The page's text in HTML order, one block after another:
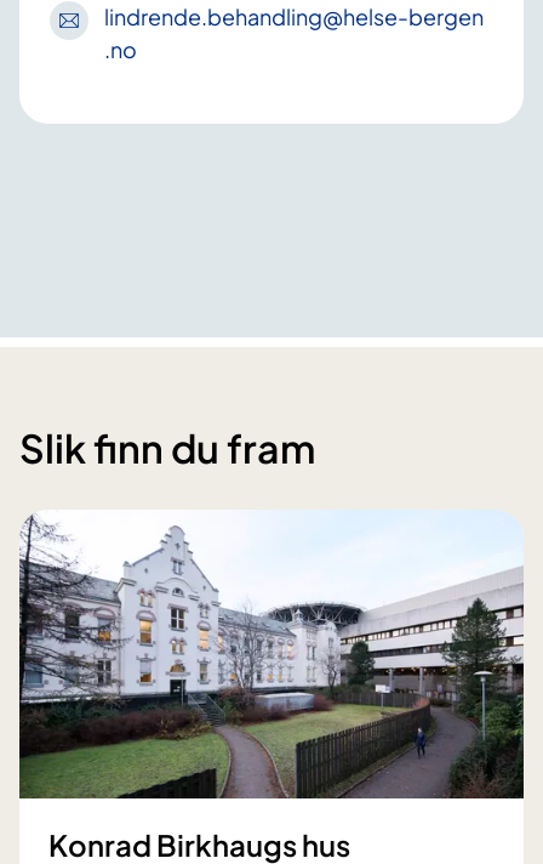
lindrende .behandling@helse-bergen
.no
Slik finn du fram
Konrad Birkhaugs hus